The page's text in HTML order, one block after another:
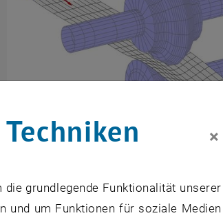
Forschungsprojekte
×
grundlegende Funktionalität unserer
und um Funktionen für soziale Medien